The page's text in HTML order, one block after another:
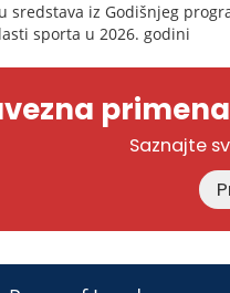
sredstava iz Godišnjeg
sporta u 2026. godini
Saznajte